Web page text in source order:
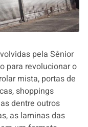
pela Sênior
para revolucionar o
mista, portas de
shoppings
dentre outros
as laminas das